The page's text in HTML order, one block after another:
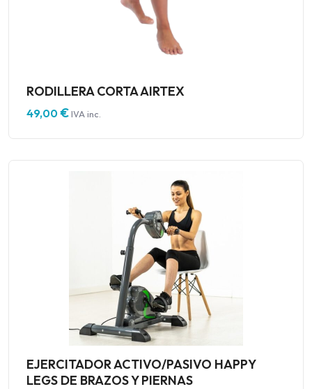
RODILLERA CORTA AIRTEX
49,00€IVA inc.
EJERCITADOR ACTIVO/PASIVO HAPPY
LEGS DE BRAZOS Y PIERNAS